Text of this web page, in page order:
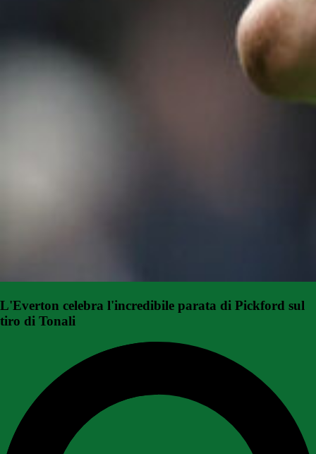
L'Everton celebra l'incredibile parata di Pickford sul
tiro di Tonali